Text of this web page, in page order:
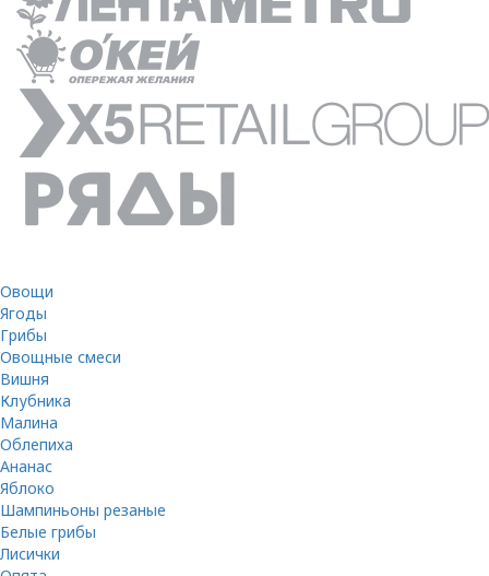
Овощи
Ягоды
Грибы
Овощные смеси
Вишня
Клубника
Малина
Облепиха
Ананас
Яблоко
Шампиньоны резаные
Белые грибы
Лисички